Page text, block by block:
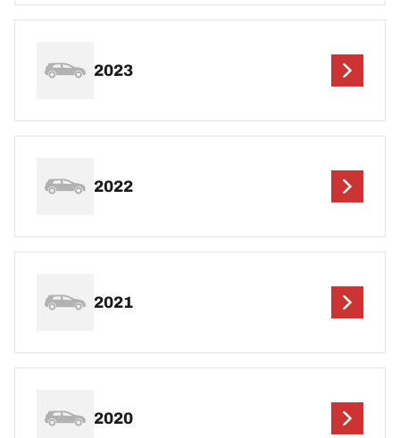
2023
2022
2021
2020